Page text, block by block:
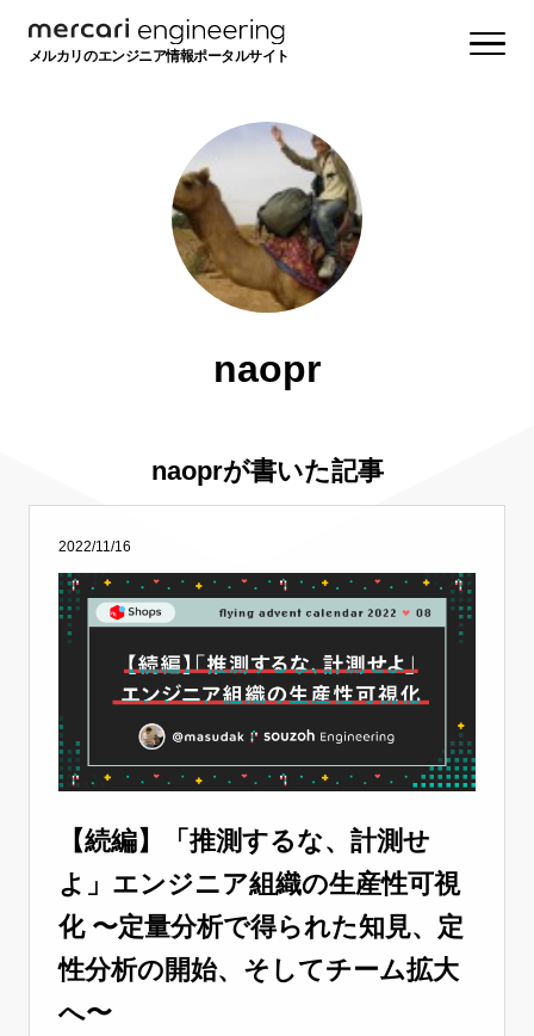
メルカリのエンジニア情報ポータルサイト
naopr
naoprが書いた記事
2022/11/16
【続編】「推測するな、計測せ
よ」エンジニア組織の生産性可視
化 〜定量分析で得られた知見、定
性分析の開始、そしてチーム拡大
へ〜